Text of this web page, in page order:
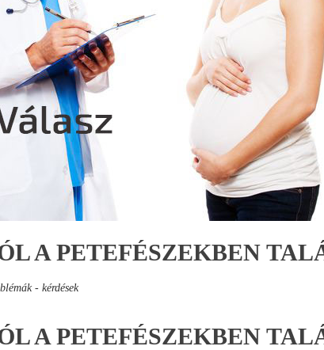
A PETEFÉSZEKBEN
- kérdések
A PETEFÉSZEKBEN